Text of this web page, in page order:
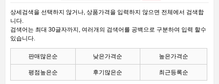
상세검색을 선택하지 않거나, 상품가격을 입력하지 않으면 전체에서 검색합
니다.
검색어는 최대 30글자까지, 여러개의 검색어를 공백으로 구분하여 입력 할수
있습니다.
판매많은순 낮은가격순 높은가격순
평점높은순 후기많은순 최근등록순